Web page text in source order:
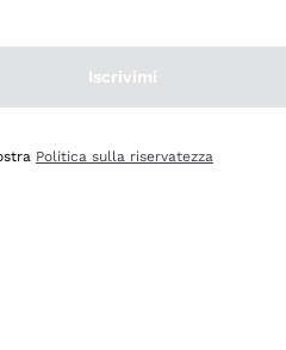
Iscrivimi
Politica sulla riservatezza